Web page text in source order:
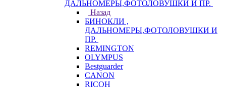
ДАЛЬНОМЕРЫ,ФОТОЛОВУШКИ И ПР.
Назад
БИНОКЛИ ,
ДАЛЬНОМЕРЫ,ФОТОЛОВУШКИ И
ПР.
REMINGTON
OLYMPUS
Bestguarder
CANON
RICOH